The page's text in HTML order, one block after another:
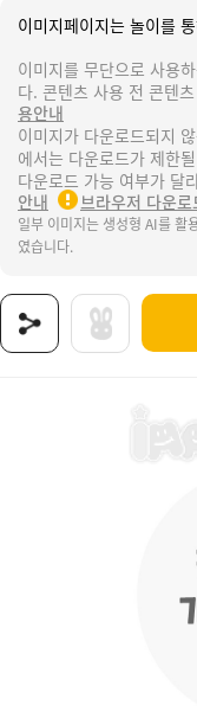
이미지페이지는 놀이를
이미지를 무단으로 사용
다. 콘텐츠 사용 전 콘텐
용안내
이미지가 다운로드되지
에서는 다운로드가 제한
다운로드 가능 여부가 달
안내
브라우저 다운
일부 이미지는 생성형 AI를 활
였습니다.
태그 : 꽃잎카페개별메뉴판, 봄,
추가 설명 : 해당 상품에 대한 상